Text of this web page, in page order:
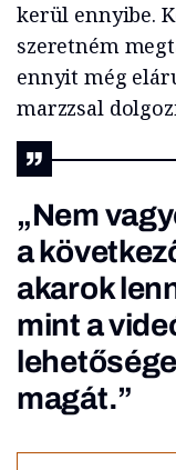
kerül ennyibe.
szeretném
ennyit még
marzzsal
„Nem
a
akarok
mint a
magát.”